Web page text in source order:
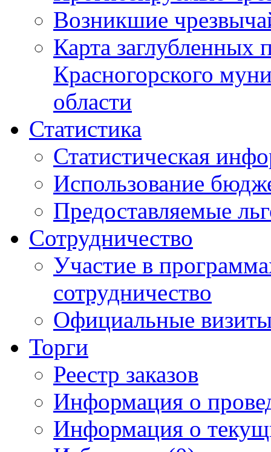
Возникшие
Карта
Красногорского
области
Статистика
Статистическая
Использование
Предоставляемые
Сотрудничество
Участие в
сотрудничество
Официальные
Торги
Реестр заказов
Информация о
Информация о